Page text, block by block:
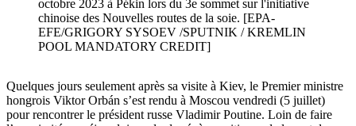
octobre 2023 à Pékin lors du 3e sommet sur l'initiative
chinoise des Nouvelles routes de la soie. [EPA-
EFE/GRIGORY SYSOEV /SPUTNIK / KREMLIN
POOL MANDATORY CREDIT]
Quelques jours seulement après sa visite à Kiev, le Premier ministre
hongrois Viktor Orbán s’est rendu à Moscou vendredi (5 juillet)
pour rencontrer le président russe Vladimir Poutine. Loin de faire